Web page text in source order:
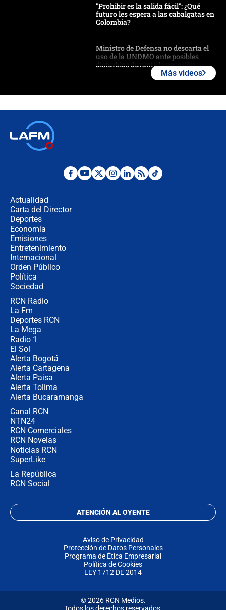
"Prohibir es la salida fácil": ¿Qué
futuro les espera a las cabalgatas en
Colombia?
Ministro de Defensa no descarta el
uso de la UNDMO ante posibles
disturbios durante la posesión
Las seis de las 6 con Juan Lozano |
Más videos
Actualidad
Carta del Director
Deportes
Economía
Emisiones
Entretenimiento
Internacional
Orden Público
Política
Sociedad
RCN Radio
La Fm
Deportes RCN
La Mega
Radio 1
El Sol
Alerta Bogotá
Alerta Cartagena
Alerta Paisa
Alerta Tolima
Alerta Bucaramanga
Canal RCN
NTN24
RCN Comerciales
RCN Novelas
Noticias RCN
SuperLike
La República
RCN Social
ATENCIÓN AL OYENTE
Aviso de Privacidad
Protección de Datos Personales
Programa de Ética Empresarial
Política de Cookies
LEY 1712 DE 2014
© 2026 RCN Medios.
Todos los derechos reservados.